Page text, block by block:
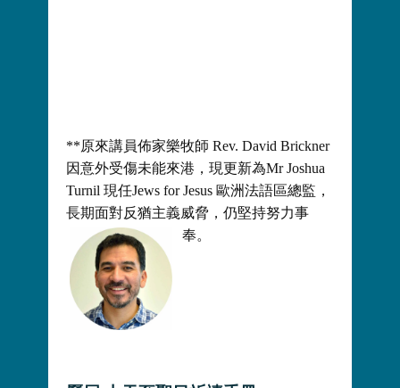
**原來講員佈家樂牧師 Rev. David Brickner
因意外受傷未能來港，現更新為Mr Joshua
Turnil 現任Jews for Jesus 歐洲法語區總監，
長期面對反猶主義威脅，仍堅持努力事
奉。